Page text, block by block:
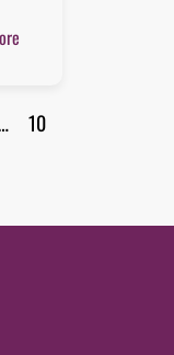
29
septembre
10